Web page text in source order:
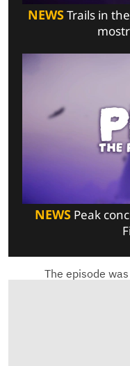
NEWSTrails in
NEWSPeak